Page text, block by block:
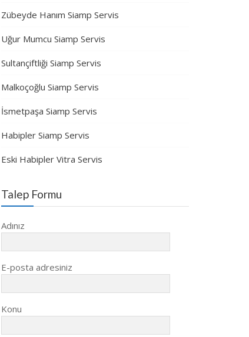
Zübeyde Hanım Siamp Servis
Uğur Mumcu Siamp Servis
Sultançiftliği Siamp Servis
Malkoçoğlu Siamp Servis
İsmetpaşa Siamp Servis
Habipler Siamp Servis
Eski Habipler Vitra Servis
Talep Formu
Adınız
E-posta adresiniz
Konu